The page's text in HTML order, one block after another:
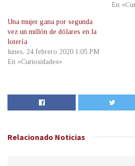
En
Una mujer gana por segunda
vez un millón de dólares en la
lotería
lunes, 24 febrero 2020 1:05 PM
En «Curiosidades»
Relacionado Noticias